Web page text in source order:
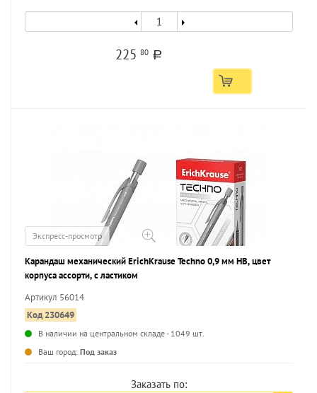
22580 a
Экспресс-просмотр
Карандаш механический ErichKrause Techno 0,9 мм НВ, цвет
корпуса ассорти, с ластиком
Артикул 56014
Код 230649
В наличии на центральном складе - 1049 шт.
Ваш город: Под заказ
Заказать по: